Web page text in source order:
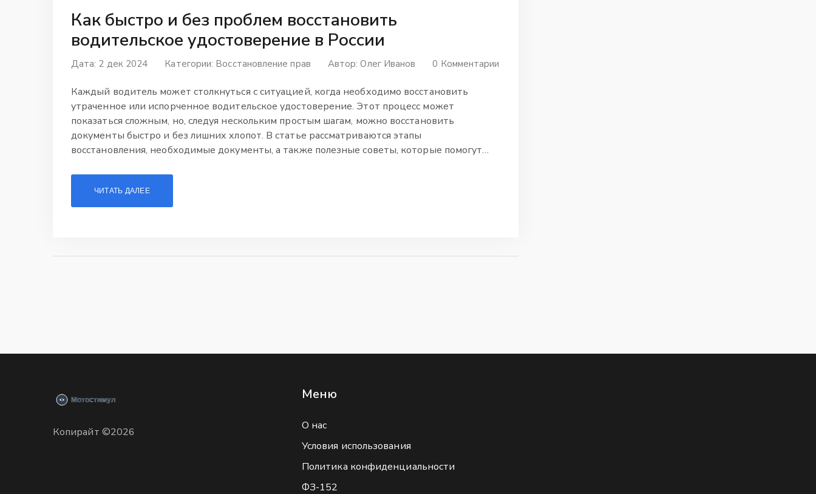
Как быстро и без проблем восстановить
водительское удостоверение в России
Дата: 2 дек 2024 Категории: Восстановление прав Автор:Олег Иванов 0 Комментарии
Каждый водитель может столкнуться с ситуацией, когда необходимо восстановить
утраченное или испорченное водительское удостоверение. Этот процесс может
показаться сложным, но, следуя нескольким простым шагам, можно восстановить
документы быстро и без лишних хлопот. В статье рассматриваются этапы
восстановления, необходимые документы, а также полезные советы, которые помогут
свои права без лишних задержек.
ЧИТАТЬ ДАЛЕЕ
Копирайт ©2026
Меню
О нас
Условия использования
Политика конфиденциальности
ФЗ-152